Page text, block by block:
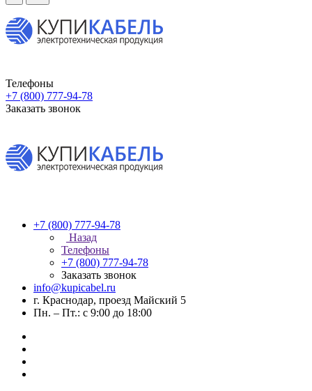
Телефоны
+7 (800) 777-94-78
Заказать звонок
+7 (800) 777-94-78
Назад
Телефоны
+7 (800) 777-94-78
Заказать звонок
info@kupicabel.ru
г. Краснодар, проезд Майский 5
Пн. – Пт.: с 9:00 до 18:00